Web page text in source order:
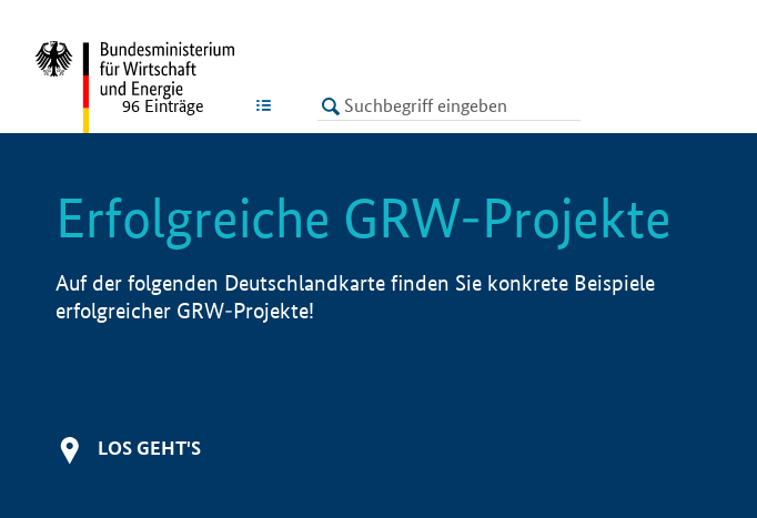
LISTE
96 Einträge
Erfolgreiche GRW-Projekte
Auf der folgenden Deutschlandkarte finden Sie konkrete Beispiele
erfolgreicher GRW-Projekte!
LOS GEHT'S